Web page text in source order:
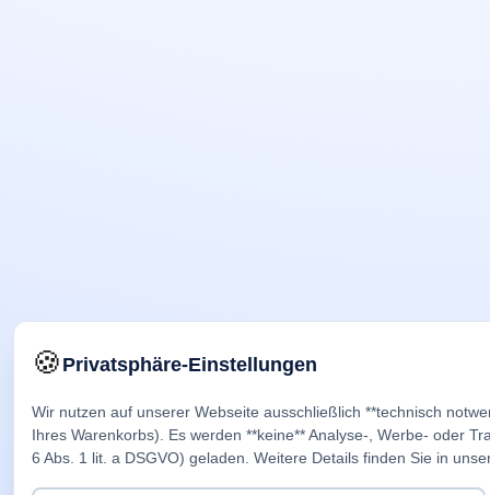
🍪Privatsphäre-Einstellungen
Wir nutzen auf unserer Webseite ausschließlich **technisch
Ihres Warenkorbs). Es werden **keine** Analyse-, Werbe- oder
6 Abs. 1 lit. a DSGVO) geladen. Weitere Details finden Sie in